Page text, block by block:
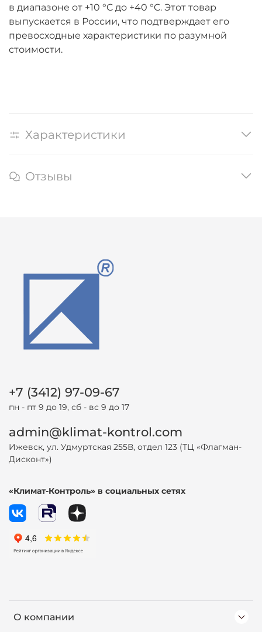
в диапазоне от +10 °C до +40 °C. Этот товар
выпускается в России, что подтверждает его
превосходные характеристики по разумной
стоимости.
Характеристики
Отзывы
О компании
+7 (3412) 97-09-67
пн - пт 9 до 19, сб - вс 9 до 17
admin@klimat-kontrol.com
Ижевск, ул. Удмуртская 255В, отдел 123 (ТЦ «Флагман-
Дисконт»)
«Климат-Контроль» в социальных сетях